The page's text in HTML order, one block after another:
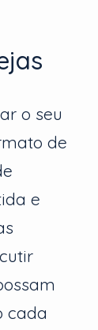
o seu
de
e
cada